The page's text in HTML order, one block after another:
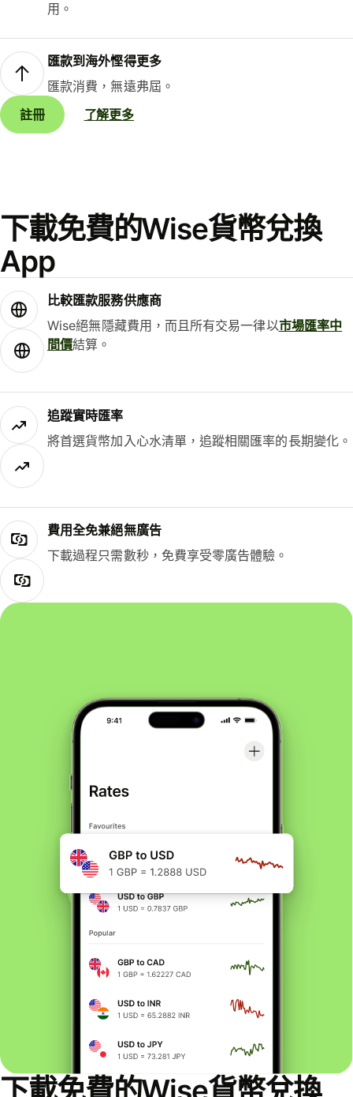
用。
匯款到海外慳得更多
匯款消費，無遠弗屆。
註冊
了解更多
下載免費的Wise貨幣兌換
App
比較匯款服務供應商
Wise絕無隱藏費用，而且所有交易一律以市場匯率中
間價結算。
追蹤實時匯率
將首選貨幣加入心水清單，追蹤相關匯率的長期變化。
費用全免兼絕無廣告
下載過程只需數秒，免費享受零廣告體驗。